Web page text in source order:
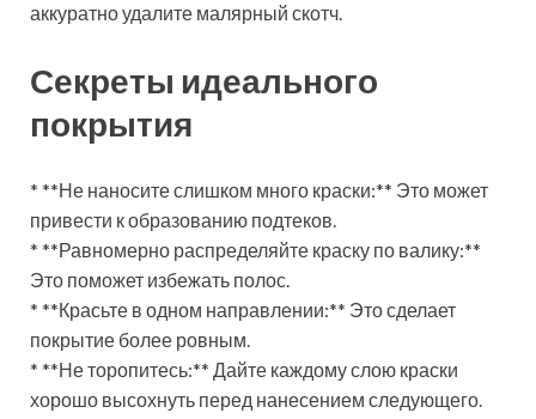
аккуратно удалите малярный скотч.
Секреты идеального
покрытия
* **Не наносите слишком много краски:** Это может
привести к образованию подтеков.
* **Равномерно распределяйте краску по валику:**
Это поможет избежать полос.
* **Красьте в одном направлении:** Это сделает
покрытие более ровным.
* **Не торопитесь:** Дайте каждому слою краски
хорошо высохнуть перед нанесением следующего.